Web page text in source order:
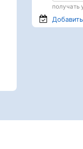
получать